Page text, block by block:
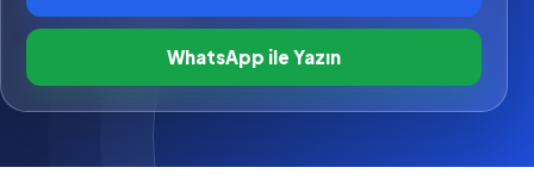
WhatsApp ile Yazın